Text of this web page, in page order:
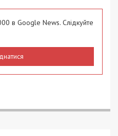
в Google News. Слідкуйте